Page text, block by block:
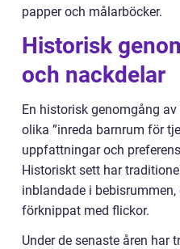
papper och målarböcker.
Historisk
och nackdelar
En historisk genomgång
olika ”inreda barnrum för
uppfattningar och
Historiskt sett har
inblandade i
förknippat med flickor.
Under de senaste åren har